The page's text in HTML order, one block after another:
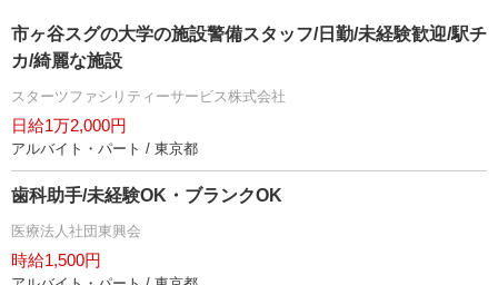
市ヶ谷スグの大学の施設警備スタッフ/日勤/未経験歓迎/駅チ
カ/綺麗な施設
スターツファシリティーサービス株式会社
日給1万2,000円
アルバイト・パート / 東京都
歯科助手/未経験OK・ブランクOK
医療法人社団東興会
時給1,500円